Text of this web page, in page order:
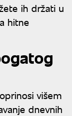
ih držati u
hitne
višem
dnevnih